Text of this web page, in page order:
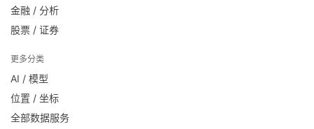
金融 / 分析
股票 / 证券
更多分类
AI / 模型
位置 / 坐标
全部数据服务